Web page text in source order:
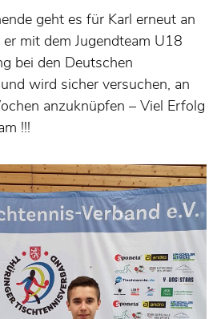
geht es für Karl erneut an
mit dem Jugendteam U18
bei den Deutschen
wird sicher versuchen, an
anzuknüpfen – Viel Erfolg
!!!